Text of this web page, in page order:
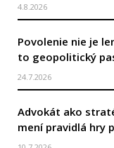
4.8.2026
Povolenie nie je
to geopolitický
24.7.2026
Advokát ako
mení pravidlá hry